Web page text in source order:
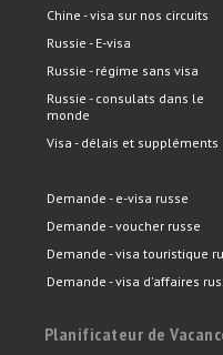
Chine - visa sur nos circuits
Russie - E-visa
Russie - régime sans visa
Russie - consulats dans le
monde
Visa - délais et suppléments
Demande - e-visa russe
Demande - voucher russe
Demande - visa touristique
Demande - visa d'affaires
Planificateur de